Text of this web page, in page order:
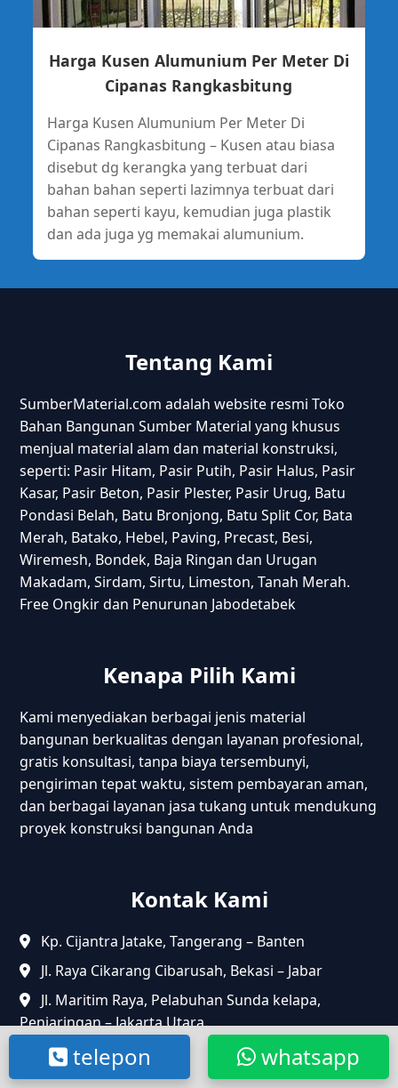
Harga Kusen Alumunium Per Meter Di
Cipanas Rangkasbitung
Harga Kusen Alumunium Per Meter Di
Cipanas Rangkasbitung – Kusen atau biasa
disebut dg kerangka yang terbuat dari
bahan bahan seperti lazimnya terbuat dari
bahan seperti kayu, kemudian juga plastik
dan ada juga yg memakai alumunium.
Tentang Kami
SumberMaterial.com adalah website resmi Toko
Bahan Bangunan Sumber Material yang khusus
menjual material alam dan material konstruksi,
seperti: Pasir Hitam, Pasir Putih, Pasir Halus, Pasir
Kasar, Pasir Beton, Pasir Plester, Pasir Urug, Batu
Pondasi Belah, Batu Bronjong, Batu Split Cor, Bata
Merah, Batako, Hebel, Paving, Precast, Besi,
Wiremesh, Bondek, Baja Ringan dan Urugan
Makadam, Sirdam, Sirtu, Limeston, Tanah Merah.
Free Ongkir dan Penurunan Jabodetabek
Kenapa Pilih Kami
Kami menyediakan berbagai jenis material
bangunan berkualitas dengan layanan profesional,
gratis konsultasi, tanpa biaya tersembunyi,
pengiriman tepat waktu, sistem pembayaran aman,
dan berbagai layanan jasa tukang untuk mendukung
proyek konstruksi bangunan Anda
Kontak Kami
Kp. Cijantra Jatake, Tangerang – Banten
Jl. Raya Cikarang Cibarusah, Bekasi – Jabar
Jl. Maritim Raya, Pelabuhan Sunda kelapa,
Penjaringan – Jakarta Utara.
+62 857-7678-6091
cssumbermaterial@gmail.com
whatsapp
telepon